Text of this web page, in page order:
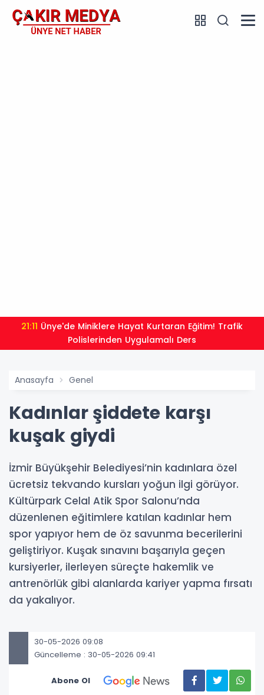
21:01 Moritanyalı öğrencilerden MEB'e
Anasayfa Genel
Kadınlar şiddete karşı
kuşak giydi
İzmir Büyükşehir Belediyesi’nin kadınlara özel
ücretsiz tekvando kursları yoğun ilgi görüyor.
Kültürpark Celal Atik Spor Salonu’nda
düzenlenen eğitimlere katılan kadınlar hem
spor yapıyor hem de öz savunma becerilerini
geliştiriyor. Kuşak sınavını başarıyla geçen
kursiyerler, ilerleyen süreçte hakemlik ve
antrenörlük gibi alanlarda kariyer yapma fırsatı
da yakalıyor.
30-05-2026 09:08
Güncelleme : 30-05-2026 09:41
Abone Ol